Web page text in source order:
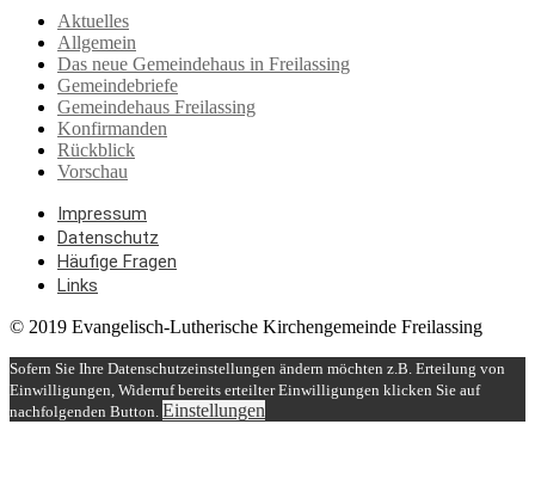
Aktuelles
Allgemein
Das neue Gemeindehaus in Freilassing
Gemeindebriefe
Gemeindehaus Freilassing
Konfirmanden
Rückblick
Vorschau
Impressum
Datenschutz
Häufige Fragen
Links
© 2019 Evangelisch-Lutherische Kirchengemeinde Freilassing
Sofern Sie Ihre Datenschutzeinstellungen ändern möchten z.B. Erteilung von
Einwilligungen, Widerruf bereits erteilter Einwilligungen klicken Sie auf
nachfolgenden Button. Einstellungen